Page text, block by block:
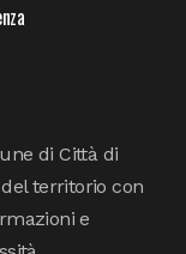
di Città di
territorio con
e